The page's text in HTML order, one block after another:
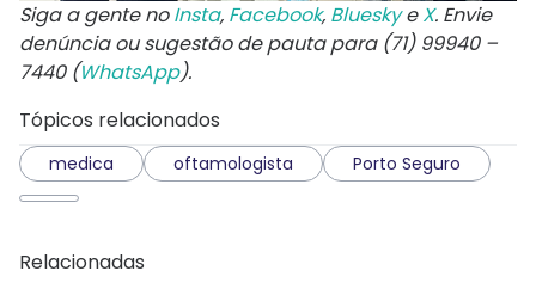
Siga a gente noInsta, Facebook, BlueskyeX. Envie
denúncia ou sugestão de pauta para (71) 99940 –
7440 (WhatsApp).
Tópicos relacionados
medica oftamologista Porto Seguro
Relacionadas